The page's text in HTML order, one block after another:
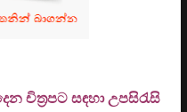
චිත්‍රපට සඳහා උපසිරැසි